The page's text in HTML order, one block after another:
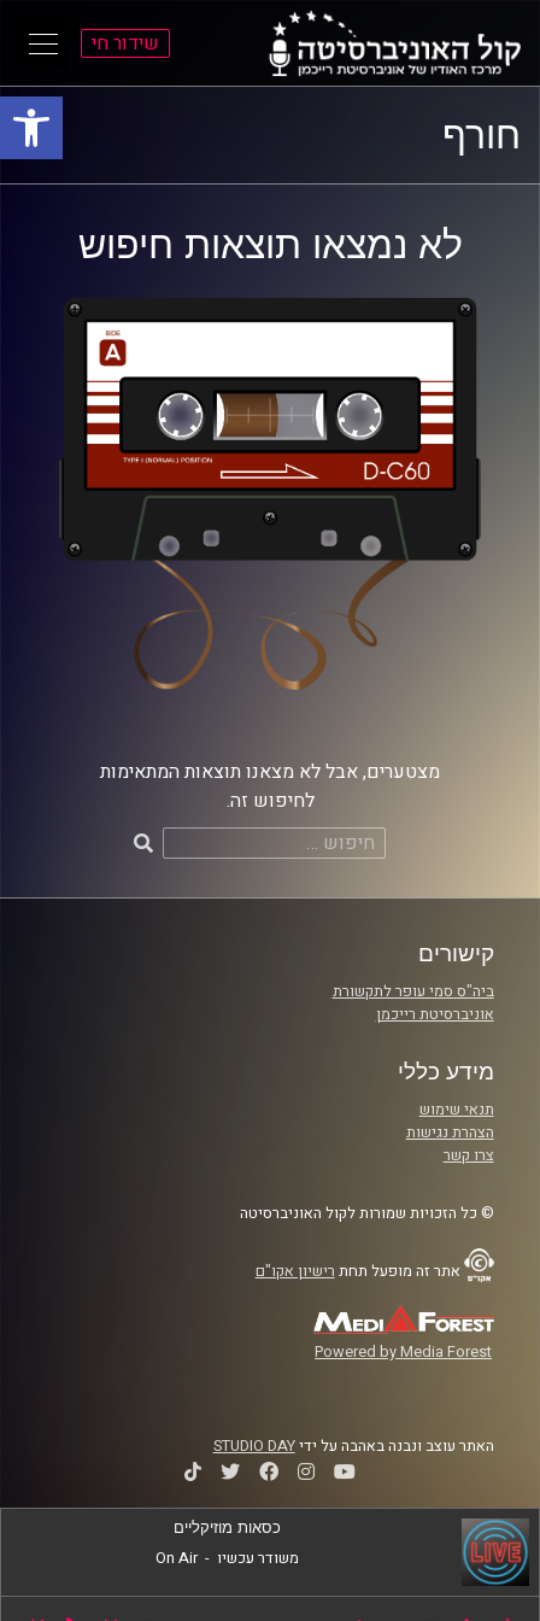
פתח
התפריט
הראשי
התוכן
הראשי
שידור חי
חורף
לא נמצאו תוצאות חיפוש
מצטערים, אבל לא מצאנו תוצאות המתאימות
לחיפוש זה.
חיפוש:
קישורים
ביה"ס סמי עופר לתקשורת
אוניברסיטת רייכמן
מידע כללי
תנאי שימוש
הצהרת נגישות
צרו קשר
© כל הזכויות שמורות לקול האוניברסיטה
אתר זה מופעל תחת רישיון אקו"ם
Powered by Media Forest
האתר עוצב ונבנה באהבה על ידיSTUDIO DAY
כסאות מוזיקליים
משודר עכשיו -
On Air